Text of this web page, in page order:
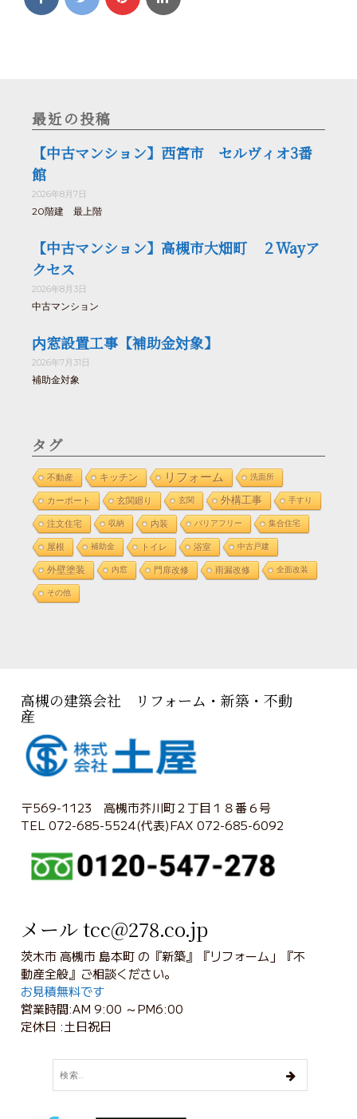
最近の投稿
【中古マンション】西宮市 セルヴィオ3番
館
2026年8月7日
20階建 最上階
【中古マンション】高槻市大畑町 ２Wayア
クセス
2026年8月3日
中古マンション
内窓設置工事【補助金対象】
2026年7月31日
補助金対象
タグ
不動産 キッチン リフォーム 洗面所
カーポート 玄関廻り 玄関 外構工事 手すり
注文住宅 収納 内装 バリアフリー 集合住宅
屋根 補助金 トイレ 浴室 中古戸建
外壁塗装 内窓 門扉改修 雨漏改修 全面改装
その他
高槻の建築会社 リフォーム・新築・不動
産
〒569-1123 高槻市芥川町２丁目１８番６号
TEL 072-685-5524(代表)FAX 072-685-6092
メール tcc@278.co.jp
茨木市 高槻市 島本町 の『新築』『リフォーム」『不
動産全般』ご相談ください。
お見積無料です
営業時間:AM 9:00 ～PM6:00
定休日 :土日祝日